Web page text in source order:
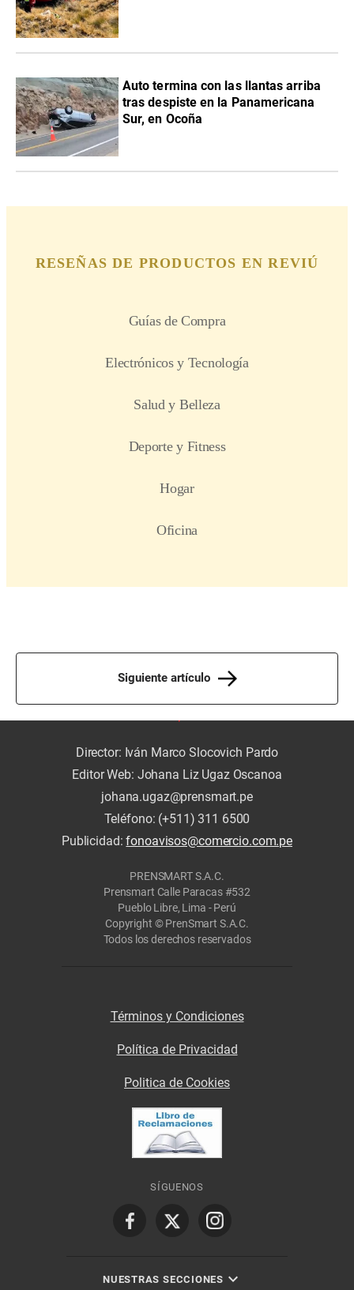
Auto termina con las llantas arriba
tras despiste en la Panamericana
Sur, en Ocoña
Siguiente artículo
Director: Iván Marco Slocovich Pardo
Editor Web: Johana Liz Ugaz Oscanoa
johana.ugaz@prensmart.pe
Teléfono: (+511) 311 6500
Publicidad:fonoavisos@comercio.com.pe
PRENSMART S.A.C.
Prensmart Calle Paracas #532
Pueblo Libre, Lima - Perú
Copyright © PrenSmart S.A.C.
Todos los derechos reservados
Términos y Condiciones
Política de Privacidad
Politica de Cookies
SÍGUENOS
NUESTRAS SECCIONES